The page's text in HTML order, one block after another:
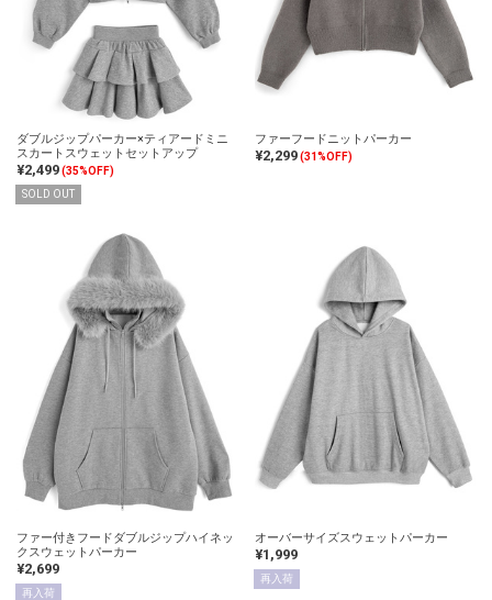
ダブルジップパーカー×ティアードミニ
スカートスウェットセットアップ
¥2,499(35%OFF)
SOLD OUT
ファーフードニットパーカー
¥2,299(31%OFF)
ファー付きフードダブルジップハイネッ
クスウェットパーカー
¥2,699
再入荷
オーバーサイズスウェットパーカー
¥1,999
再入荷